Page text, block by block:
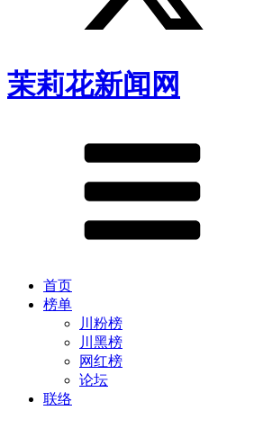
茉莉花新闻网
首页
榜单
川粉榜
川黑榜
网红榜
论坛
联络